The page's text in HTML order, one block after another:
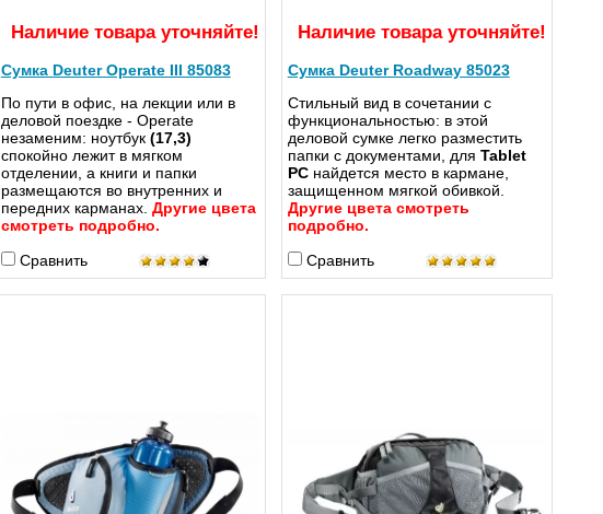
Наличие товара уточняйте!
Сумка Deuter Operate III 85083
По пути в офис, на лекции или в
деловой поездке - Operate
незаменим: ноутбук (17,3)
спокойно лежит в мягком
отделении, а книги и папки
размещаются во внутренних и
передних карманах. Другие цвета
смотреть подробно.
Сравнить
Наличие товара уточняйте!
Сумка Deuter Roadway 85023
Стильный вид в сочетании с
функциональностью: в этой
деловой сумке легко разместить
папки с документами, для Tablet
PCнайдется место в кармане,
защищенном мягкой обивкой.
Другие цвета смотреть
подробно.
Сравнить